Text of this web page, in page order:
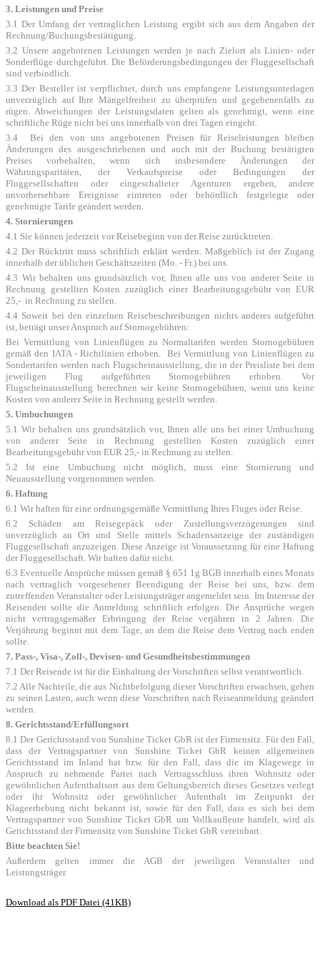
3. Leistungen und Preise
3.1 Der Umfang der vertraglichen Leistung ergibt sich aus dem Angaben der
Rechnung/Buchungsbestätigung.
3.2 Unsere angebotenen Leistungen werden je nach Zielort als Linien- oder
Sonderflüge durchgeführt. Die Beförderungsbedingungen der Fluggesellschaft
sind verbindlich.
3.3 Der Besteller ist verpflichtet, durch uns empfangene Leistungsunterlagen
unverzüglich auf Ihre Mängelfreiheit zu überprüfen und gegebenenfalls zu
rügen. Abweichungen der Leistungsdaten gelten als genehmigt, wenn eine
schriftliche Rüge nicht bei uns innerhalb von drei Tagen eingeht.
3.4 Bei den von uns angebotenen Preisen für Reiseleistungen bleiben
Änderungen des ausgeschriebenen und auch mit der Buchung bestätigten
Preises vorbehalten, wenn sich insbesondere Änderungen der
Währungsparitäten, der Verkaufspreise oder Bedingungen der
Fluggesellschaften oder eingeschalteter Agenturen ergeben, andere
unvorhersehbare Ereignisse eintreten oder behördlich festgelegte oder
genehmigte Tarife geändert werden.
4. Stornierungen
4.1 Sie können jederzeit vor Reisebeginn von der Reise zurücktreten.
4.2 Der Rücktritt muss schriftlich erklärt werden. Maßgeblich ist der Zugang
innerhalb der üblichen Geschäftszeiten (Mo. - Fr.) bei uns.
4.3 Wir behalten uns grundsätzlich vor, Ihnen alle uns von anderer Seite in
Rechnung gestellten Kosten zuzüglich einer Bearbeitungsgebühr von EUR
25,- in Rechnung zu stellen.
4.4 Soweit bei den einzelnen Reisebeschreibungen nichts anderes aufgeführt
ist, beträgt unser Anspruch auf Stornogebühren:
Bei Vermittlung von Linienflügen zu Normaltarifen werden Stornogebühren
gemäß den IATA - Richtlinien erhoben. Bei Vermittlung von Linienflügen zu
Sondertarifen werden nach Flugscheinausstellung, die in der Preisliste bei dem
jeweiligen Flug aufgeführten Stornogebühren erhoben. Vor
Flugscheinausstellung berechnen wir keine Stornogebühren, wenn uns keine
Kosten von anderer Seite in Rechnung gestellt werden.
5. Umbuchungen
5.1 Wir behalten uns grundsätzlich vor, Ihnen alle uns bei einer Umbuchung
von anderer Seite in Rechnung gestellten Kosten zuzüglich einer
Bearbeitungsgebühr von EUR 25,- in Rechnung zu stellen.
5.2 Ist eine Umbuchung nicht möglich, muss eine Stornierung und
Neuausstellung vorgenommen werden.
6. Haftung
6.1 Wir haften für eine ordnungsgemäße Vermittlung Ihres Fluges oder Reise.
6.2 Schäden am Reisegepäck oder Zustellungsverzögerungen sind
unverzüglich an Ort und Stelle mittels Schadensanzeige der zuständigen
Fluggesellschaft anzuzeigen. Diese Anzeige ist Voraussetzung für eine Haftung
der Fluggesellschaft. Wir haften dafür nicht.
6.3 Eventuelle Ansprüche müssen gemäß § 651 1g BGB innerhalb eines Monats
nach vertraglich vorgesehener Beendigung der Reise bei uns, bzw. dem
zutreffenden Veranstalter oder Leistungsträger angemeldet sein. Im Interesse der
Reisenden sollte die Anmeldung schriftlich erfolgen. Die Ansprüche wegen
nicht vertragsgemäßer Erbringung der Reise verjähren in 2 Jahren. Die
Verjährung beginnt mit dem Tage, an dem die Reise dem Vertrag nach enden
sollte.
7. Pass-, Visa-, Zoll-, Devisen- und Gesundheitsbestimmungen
7.1 Der Reisende ist für die Einhaltung der Vorschriften selbst verantwortlich.
7.2 Alle Nachteile, die aus Nichtbefolgung dieser Vorschriften erwachsen, gehen
zu seinen Lasten, auch wenn diese Vorschriften nach Reiseanmeldung geändert
werden.
8. Gerichtsstand/Erfüllungsort
8.1 Der Gerichtsstand von Sunshine Ticket GbR ist der Firmensitz. Für den Fall,
dass der Vertragspartner von Sunshine Ticket GbR keinen allgemeinen
Gerichtsstand im Inland hat bzw. für den Fall, dass die im Klagewege in
Anspruch zu nehmende Partei nach Vertragsschluss ihren Wohnsitz oder
gewöhnlichen Aufenthaltsort aus dem Geltungsbereich dieses Gesetzes verlegt
oder ihr Wohnsitz oder gewöhnlicher Aufenthalt im Zeitpunkt der
Klageerhebung nicht bekannt ist, sowie für den Fall, dass es sich bei dem
Vertragspartner von Sunshine Ticket GbR um Vollkaufleute handelt, wird als
Gerichtsstand der Firmensitz von Sunshine Ticket GbR vereinbart.
Bitte beachten Sie!
Außerdem gelten immer die AGB der jeweiligen Veranstalter und
Leistungsträger.
Download als PDF Datei (41KB)